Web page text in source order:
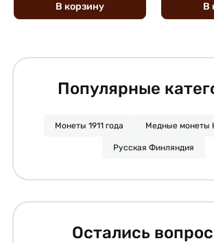
В корзину В
Популярные
Монеты 1911 года Медные монеты
Русская Финляндия
Остались